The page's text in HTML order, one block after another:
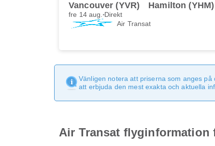
Vancouver (YVR) Hamilton (YHM)
fre 14 aug. Direkt
Air Transat
Vänligen notera att priserna som anges
att erbjuda den mest exakta och aktuella
Air Transat flyginformation